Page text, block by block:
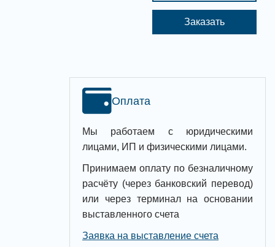
Заказать
Оплата
Мы работаем с юридическими
лицами, ИП и физическими лицами.
Принимаем оплату по безналичному
расчёту (через банковский перевод)
или через терминал на основании
выставленного счета
Заявка на выставление счета